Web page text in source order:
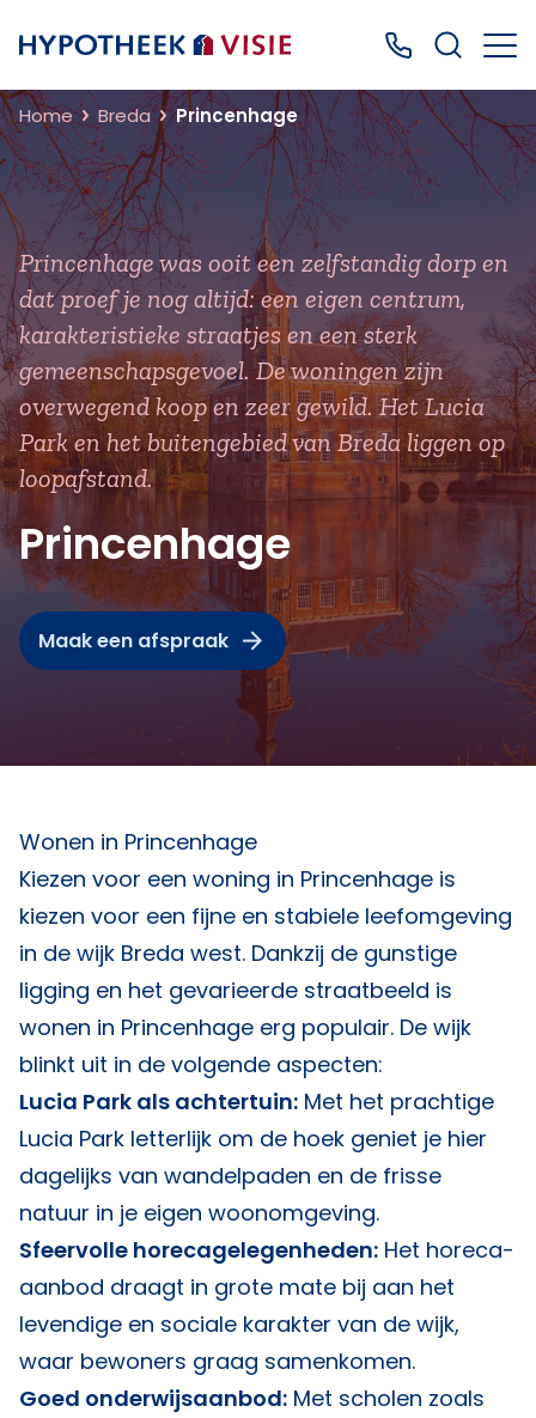
Terug naar home Bel ons: 0499
Home Breda Princenhage
Princenhage was ooit een zelfstandig dorp en
dat proef je nog altijd: een eigen centrum,
karakteristieke straatjes en een sterk
gemeenschapsgevoel. De woningen zijn
overwegend koop en zeer gewild. Het Lucia
Park en het buitengebied van Breda liggen op
loopafstand.
Princenhage
Maak een afspraak
Wonen in Princenhage
Kiezen voor een woning in Princenhage is
kiezen voor een fijne en stabiele leefomgeving
in de wijk Breda west. Dankzij de gunstige
ligging en het gevarieerde straatbeeld is
wonen in Princenhage erg populair. De wijk
blinkt uit in de volgende aspecten:
Lucia Park als achtertuin: Met het prachtige
Lucia Park letterlijk om de hoek geniet je hier
dagelijks van wandelpaden en de frisse
natuur in je eigen woonomgeving.
Sfeervolle horecagelegenheden: Het horeca-
aanbod draagt in grote mate bij aan het
levendige en sociale karakter van de wijk,
waar bewoners graag samenkomen.
Goed onderwijsaanbod: Met scholen zoals